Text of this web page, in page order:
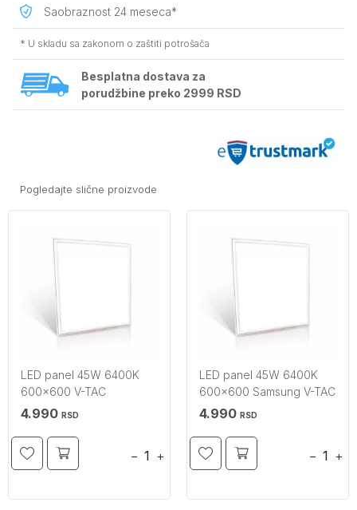
Saobraznost 24 meseca*
* U skladu sa zakonom o zaštiti potrošača
Besplatna dostava za
porudžbine preko 2999 RSD
Pogledajte slične proizvode
LED panel 45W 6400K
600x600 V-TAC
4.990 RSD
− +
LED panel 45W 6400K
600x600 Samsung V-TAC
4.990 RSD
− +